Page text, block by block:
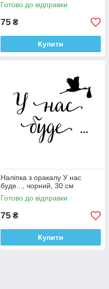
Готово до відправки
75 ₴
Купити
Наліпка з оракалу У нас
буде..., чорний, 30 см
Готово до відправки
75 ₴
Купити